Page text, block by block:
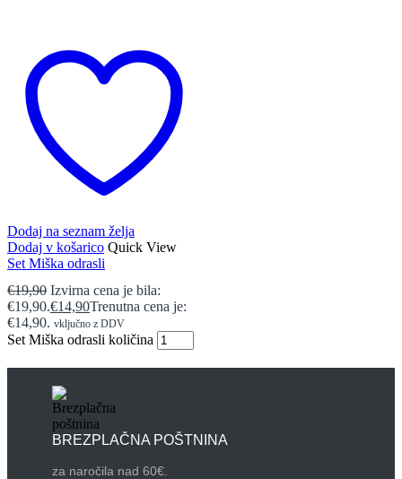
Dodaj na seznam želja
Dodaj v košarico Quick View
Set Miška odrasli
€19,90 Izvirna cena je bila:
€19,90.€14,90Trenutna cena je:
€14,90. vključno z DDV
Set Miška odrasli količina
BREZPLAČNA POŠTNINA
za naročila nad 60€.